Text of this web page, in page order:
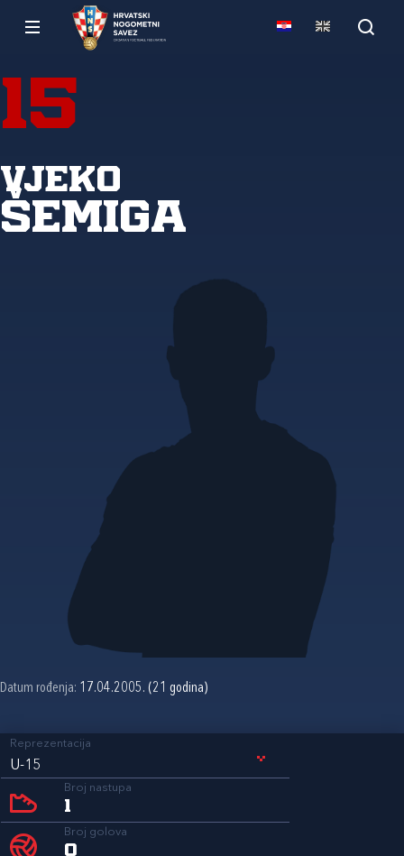
15
Vjeko
Šemiga
Datum rođenja: 17.04.2005. (21 godina)
Reprezentacija
U-15
Broj nastupa
1
Broj golova
0